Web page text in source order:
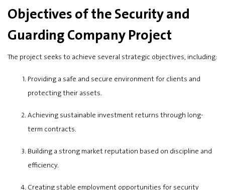
Objectives of the Security and
Guarding Company Project
The project seeks to achieve several strategic objectives, including:
Providing a safe and secure environment for clients and
protecting their assets.
Achieving sustainable investment returns through long-
term contracts.
Building a strong market reputation based on discipline and
efficiency.
Creating stable employment opportunities for security